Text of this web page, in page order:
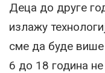
Деца до друге
излажу
сме да буде више
6 до 18 година